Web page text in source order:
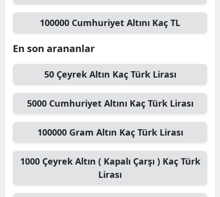
100000 Cumhuriyet Altını Kaç TL
En son arananlar
50 Çeyrek Altın Kaç Türk Lirası
5000 Cumhuriyet Altını Kaç Türk Lirası
100000 Gram Altın Kaç Türk Lirası
1000 Çeyrek Altın ( Kapalı Çarşı )Kaç Türk
Lirası